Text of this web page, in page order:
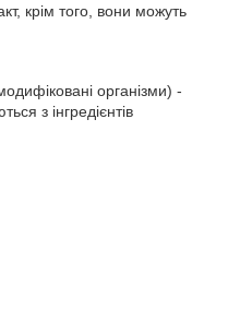
крім того, вони можуть
організми) -
з інгредієнтів